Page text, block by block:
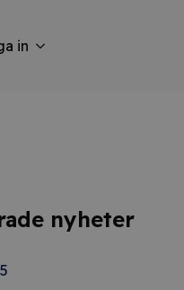
in
nyheter